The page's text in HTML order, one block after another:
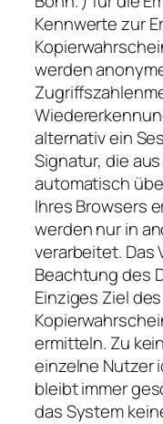
Kennwerte zur
werden
alternativ ein
Signatur, die
automatisch
Ihres Browsers
werden nur in
verarbeitet. Das
Beachtung des
Einziges Ziel
ermitteln. Zu
einzelne Nutzer
bleibt immer
das System